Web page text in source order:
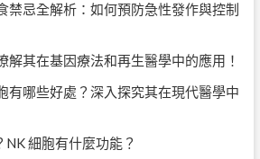
禁忌全解析：如何預防急性發作與控制
解其在基因療法和再生醫學中的應用！
有哪些好處？深入探究其在現代醫學中
細胞有什麼功能？